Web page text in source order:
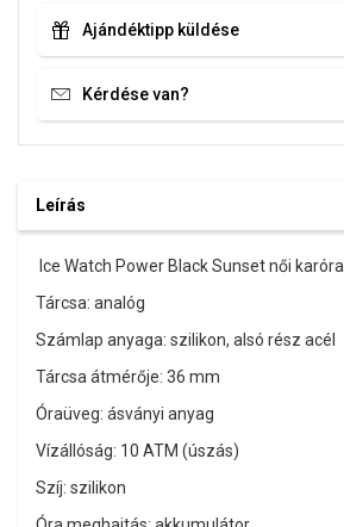
Ajándéktipp küldése
Kérdése van?
Leírás
Ice Watch Power Black Sunset női karóra.
Tárcsa: analóg
Számlap anyaga: szilikon, alsó rész acél
Tárcsa átmérője: 36 mm
Óraüveg: ásványi anyag
Vízállóság: 10 ATM (úszás)
Szíj: szilikon